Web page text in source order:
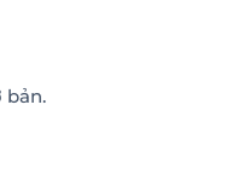
bản.